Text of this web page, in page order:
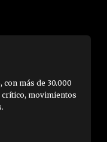
más de 30.000
crítico, movimientos